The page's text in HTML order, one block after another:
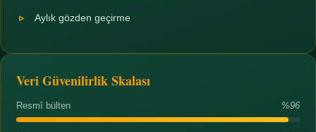
Aylık gözden geçirme
Veri Güvenilirlik Skalası
Resmî bülten %96